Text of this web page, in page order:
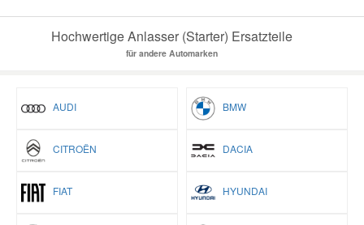
Hochwertige Anlasser (Starter) Ersatzteile
für andere Automarken
AUDI BMW
CITROËN DACIA
FIAT HYUNDAI